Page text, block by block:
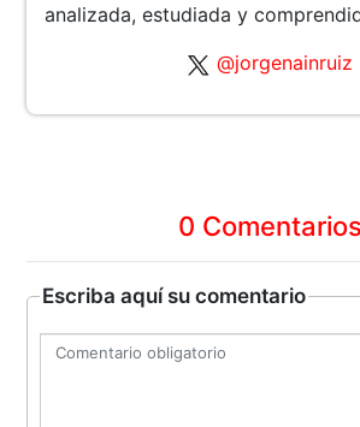
analizada, estudiada y
@jorgenainruiz
0 Comentarios
Escriba aquí su comentario